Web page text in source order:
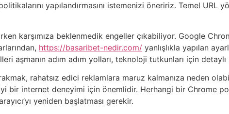
yapılandırmasını istemenizi öneririz. Temel
karşımıza beklenmedik engeller çıkabiliyor. Google
https://basaribet-nedir.com/ yanlışlıkla yapılan
aşmanın adım adım yolları, teknoloji tutkunları için
rahatsız edici reklamlara maruz kalmanıza neden
bir internet deneyimi için önemlidir. Herhangi bir Chrome
yeniden başlatması gerekir.